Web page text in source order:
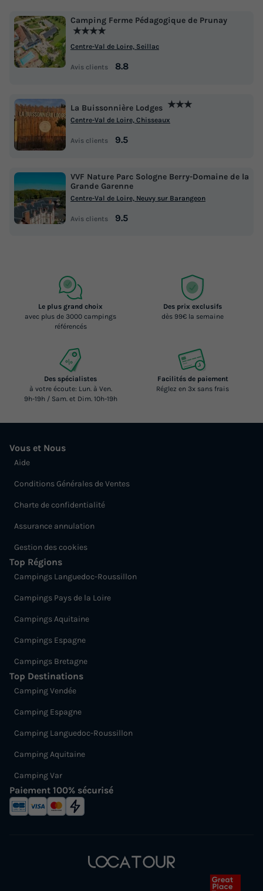
Camping Ferme Pédagogique de Prunay
★★★★
Centre-Val de Loire, Seillac
Avis clients 8.8
La Buissonnière Lodges ★★★
Centre-Val de Loire, Chisseaux
Avis clients 9.5
VVF Nature Parc Sologne Berry-Domaine de la
Grande Garenne
Centre-Val de Loire, Neuvy sur Barangeon
Avis clients 9.5
Le plus grand choix
avec plus de 3000 campings
référencés
Des prix exclusifs
dès 99€ la semaine
Des spécialistes
à votre écoute: Lun. à Ven.
9h-19h / Sam. et Dim. 10h-19h
Facilités de paiement
Réglez en 3x sans frais
Vous et Nous
Aide
Conditions Générales de Ventes
Charte de confidentialité
Assurance annulation
Gestion des cookies
Top Régions
Campings Languedoc-Roussillon
Campings Pays de la Loire
Campings Aquitaine
Campings Espagne
Campings Bretagne
Top Destinations
Camping Vendée
Camping Espagne
Camping Languedoc-Roussillon
Camping Aquitaine
Camping Var
Paiement 100% sécurisé